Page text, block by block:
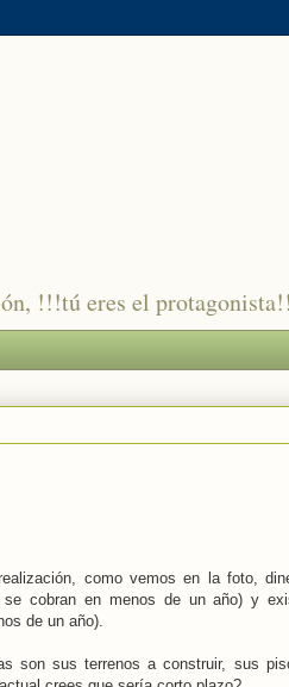
!!!tú eres el
como vemos en la foto,
cobran en menos de un año) y
de un año).
son sus terrenos a construir, sus